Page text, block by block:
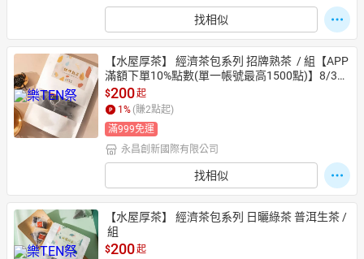
找相似
【水屋厚茶】 經濟茶包系列 招牌熟茶  / 組【APP
滿額下單10%點數(單一帳號最高1500點)】8/31
止
$200起
1 % (賺2點起)
滿999免運
永昌創新國際有限公司
找相似
【水屋厚茶】 經濟茶包系列 日曬綠茶 普洱生茶 /
組
$200起